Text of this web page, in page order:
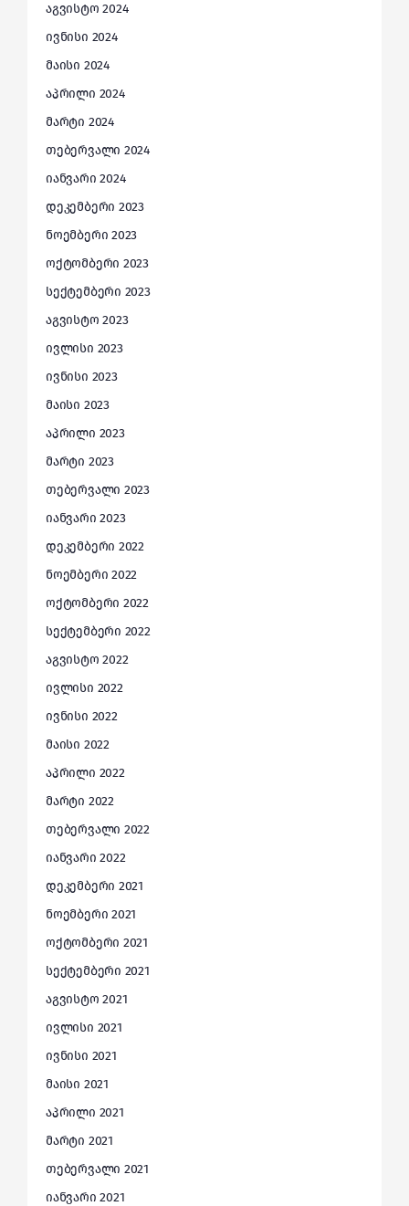
აგვისტო 2024
ივნისი 2024
მაისი 2024
აპრილი 2024
მარტი 2024
თებერვალი 2024
იანვარი 2024
დეკემბერი 2023
ნოემბერი 2023
ოქტომბერი 2023
სექტემბერი 2023
აგვისტო 2023
ივლისი 2023
ივნისი 2023
მაისი 2023
აპრილი 2023
მარტი 2023
თებერვალი 2023
იანვარი 2023
დეკემბერი 2022
ნოემბერი 2022
ოქტომბერი 2022
სექტემბერი 2022
აგვისტო 2022
ივლისი 2022
ივნისი 2022
მაისი 2022
აპრილი 2022
მარტი 2022
თებერვალი 2022
იანვარი 2022
დეკემბერი 2021
ნოემბერი 2021
ოქტომბერი 2021
სექტემბერი 2021
აგვისტო 2021
ივლისი 2021
ივნისი 2021
მაისი 2021
აპრილი 2021
მარტი 2021
თებერვალი 2021
იანვარი 2021